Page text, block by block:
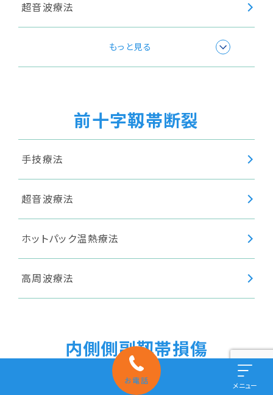
お電話
メニュー
超音波療法
もっと見る
前十字靱帯断裂
手技療法
超音波療法
ホットパック温熱療法
高周波療法
内側側副靱帯損傷